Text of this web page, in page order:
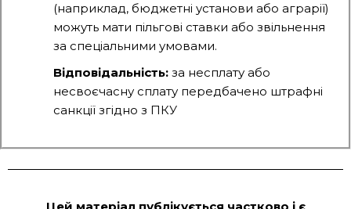
(наприклад, бюджетні установи або аграрії)
можуть мати пільгові ставки або звільнення
за спеціальними умовами.
Відповідальність: за несплату або
несвоєчасну сплату передбачено штрафні
санкції згідно з ПКУ